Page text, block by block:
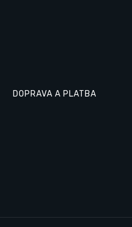
DOPRAVA A PLATBA